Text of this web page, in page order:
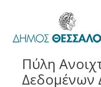
bayan
escort
escort
Πύλη
Δεδομένων